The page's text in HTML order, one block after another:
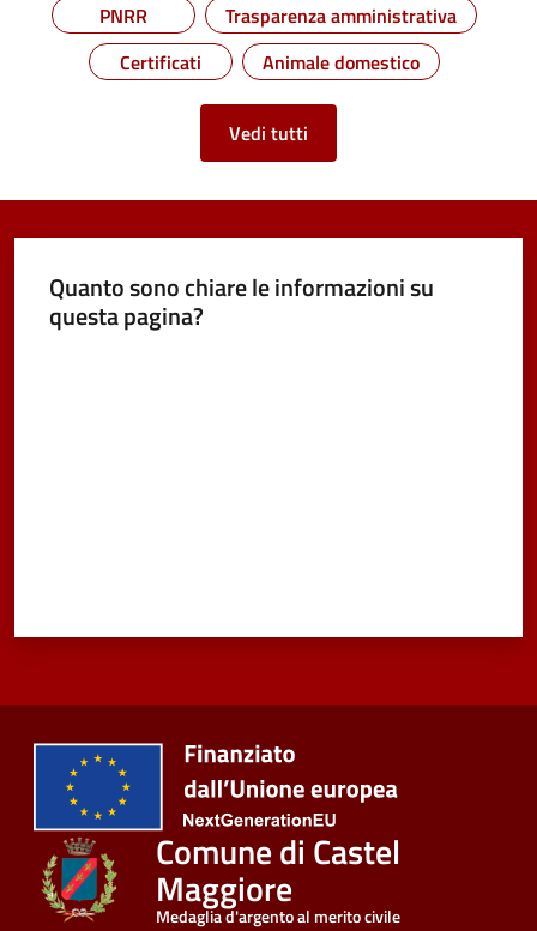
PNRR
Trasparenza amministrativa
Certificati
Animale domestico
Vedi tutti
Quanto sono chiare le informazioni su
questa pagina?
Comune di Castel
Maggiore
Medaglia d'argento al merito civile